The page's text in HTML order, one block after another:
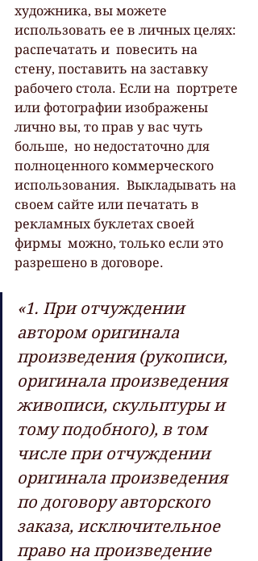
художника, вы можете
использовать ее в личных целях:
распечатать и  повесить на
стену, поставить на заставку
рабочего стола. Если на  портрете
или фотографии изображены
лично вы, то прав у вас чуть
больше,  но недостаточно для
полноценного коммерческого
использования.  Выкладывать на
своем сайте или печатать в
рекламных буклетах своей
фирмы  можно, только если это
«1. При отчуждении
автором оригинала
произведения (рукописи,
оригинала произведения
живописи, скульптуры и
тому подобного), в том
числе при отчуждении
оригинала произведения
по договору авторского
заказа, исключительное
право на произведение